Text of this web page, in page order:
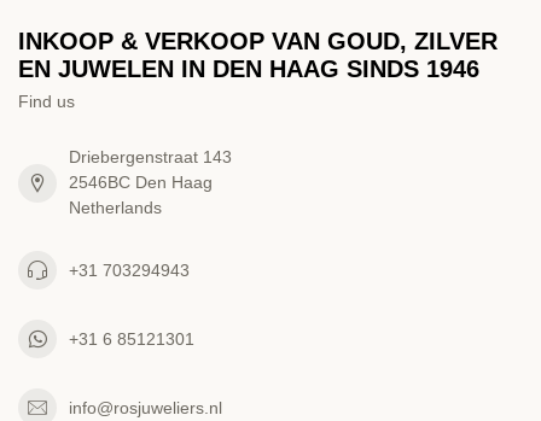
INKOOP & VERKOOP VAN GOUD, ZILVER
EN JUWELEN IN DEN HAAG SINDS 1946
Find us
Driebergenstraat 143
2546BC Den Haag
Netherlands
+31 703294943
+31 6 85121301
info@rosjuweliers.nl